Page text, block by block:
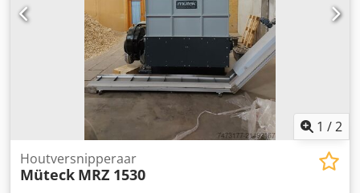
meubelproductie, MDF-/houtafvalverwerking, recycling en
biomassa-brandstofproductie. Het systeem is momenteel
operationeel en kan werkend gedemonstreerd worden.
Koper verantwoordelijk voor demontage/transport. Locatie:
Zuid-Wales Neem contact op voor meer details, een
bezichtiging of een video. Open voor biedingen.
1 /2
Houtversnipperaar
Müteck MRZ 1530